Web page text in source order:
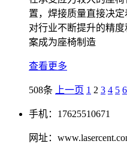
置，焊接质量直接决
对行业不断提升的精
案成为座椅制造
查看更多
508条 上一页 1 2 3 4 5 6
手机：17625510671
网址：